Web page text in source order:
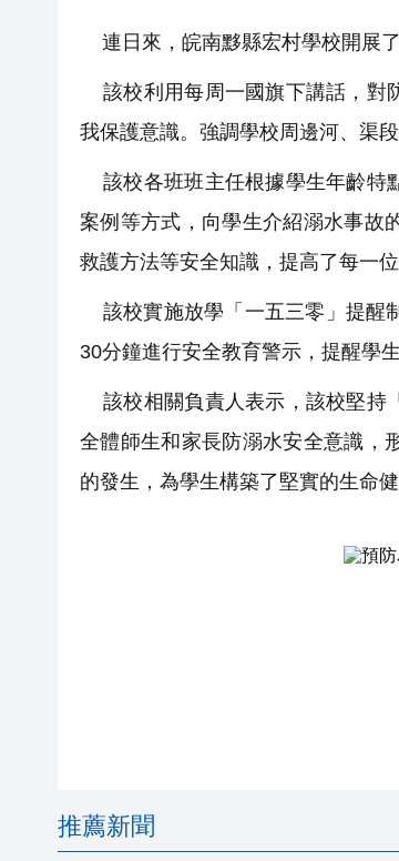
連日來，皖南黟縣宏村學校開展
該校利用每周一國旗下講話，對
我保護意識。強調學校周邊河、渠
該校各班班主任根據學生年齡特
案例等方式，向學生介紹溺水事故
救護方法等安全知識，提高了每一
該校實施放學「一五三零」提醒
30分鐘進行安全教育警示，提醒學
該校相關負責人表示，該校堅持
全體師生和家長防溺水安全意識，
的發生，為學生構築了堅實的生命健
推薦新聞